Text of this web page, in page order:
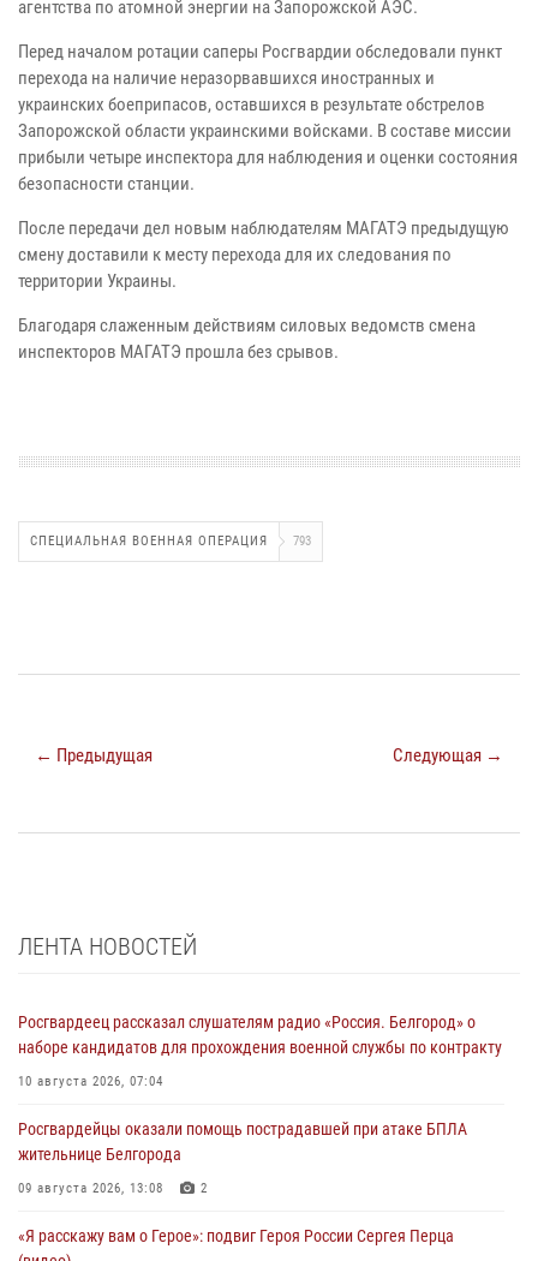
агентства по атомной энергии на Запорожской АЭС.
Перед началом ротации саперы Росгвардии обследовали пункт
перехода на наличие неразорвавшихся иностранных и
украинских боеприпасов, оставшихся в результате обстрелов
Запорожской области украинскими войсками. В составе миссии
прибыли четыре инспектора для наблюдения и оценки состояния
безопасности станции.
После передачи дел новым наблюдателям МАГАТЭ предыдущую
смену доставили к месту перехода для их следования по
территории Украины.
Благодаря слаженным действиям силовых ведомств смена
инспекторов МАГАТЭ прошла без срывов.
СПЕЦИАЛЬНАЯ ВОЕННАЯ ОПЕРАЦИЯ 793
← Предыдущая Следующая →
ЛЕНТА НОВОСТЕЙ
Росгвардеец рассказал слушателям радио «Россия. Белгород» о
наборе кандидатов для прохождения военной службы по контракту
10 августа 2026, 07:04
Росгвардейцы оказали помощь пострадавшей при атаке БПЛА
жительнице Белгорода
09 августа 2026, 13:08 2
«Я расскажу вам о Герое»: подвиг Героя России Сергея Перца